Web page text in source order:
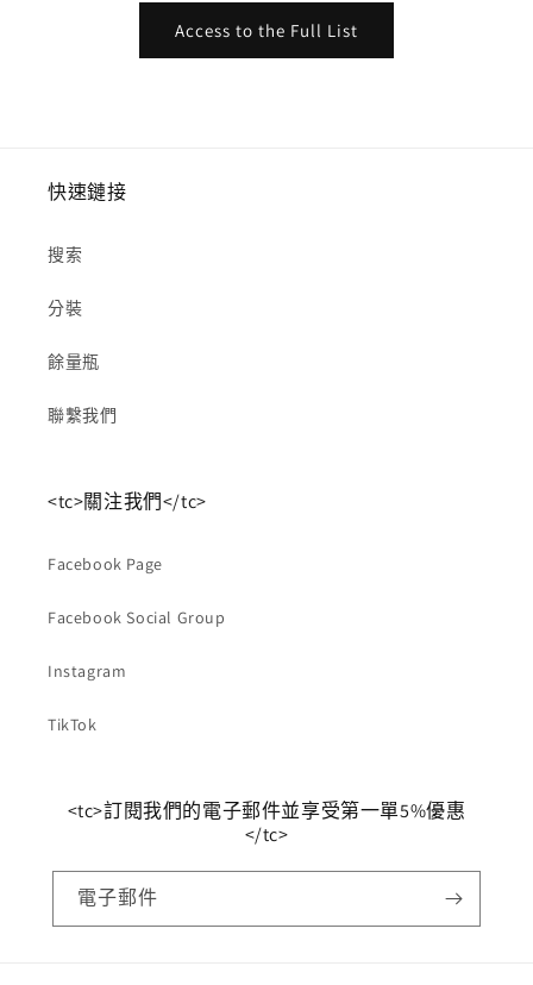
Access to the Full List
快速鏈接
搜索
分裝
餘量瓶
聯繫我們
<tc>關注我們</tc>
Facebook Page
Facebook Social Group
Instagram
TikTok
<tc>訂閱我們的電子郵件並享受第一單5%優惠
</tc>
電子郵件